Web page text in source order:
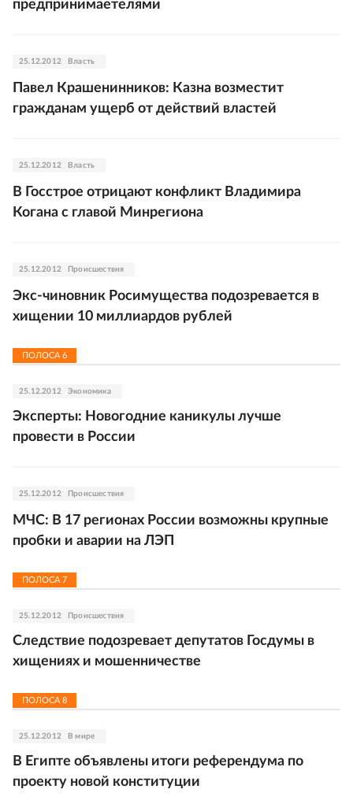
предпринимаетелями
25.12.2012 Власть
Павел Крашенинников: Казна возместит
гражданам ущерб от действий властей
25.12.2012 Власть
В Госстрое отрицают конфликт Владимира
Когана с главой Минрегиона
25.12.2012 Происшествия
Экс-чиновник Росимущества подозревается в
хищении 10 миллиардов рублей
ПОЛОСА 6
25.12.2012 Экономика
Эксперты: Новогодние каникулы лучше
провести в России
25.12.2012 Происшествия
МЧС: В 17 регионах России возможны крупные
пробки и аварии на ЛЭП
ПОЛОСА 7
25.12.2012 Происшествия
Следствие подозревает депутатов Гоcдумы в
хищениях и мошенничестве
ПОЛОСА 8
25.12.2012 В мире
В Египте объявлены итоги референдума по
проекту новой конституции